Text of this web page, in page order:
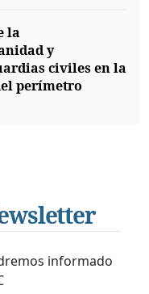
la
y
civiles en la
perímetro
informado